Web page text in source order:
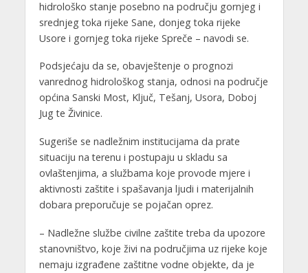
hidrološko stanje posebno na području gornjeg i
srednjeg toka rijeke Sane, donjeg toka rijeke
Usore i gornjeg toka rijeke Spreče – navodi se.
Podsjećaju da se, obavještenje o prognozi
vanrednog hidrološkog stanja, odnosi na područje
općina Sanski Most, Ključ, Tešanj, Usora, Doboj
Jug te Živinice.
Sugeriše se nadležnim institucijama da prate
situaciju na terenu i postupaju u skladu sa
ovlaštenjima, a službama koje provode mjere i
aktivnosti zaštite i spašavanja ljudi i materijalnih
dobara preporučuje se pojačan oprez.
– Nadležne službe civilne zaštite treba da upozore
stanovništvo, koje živi na područjima uz rijeke koje
nemaju izgrađene zaštitne vodne objekte, da je